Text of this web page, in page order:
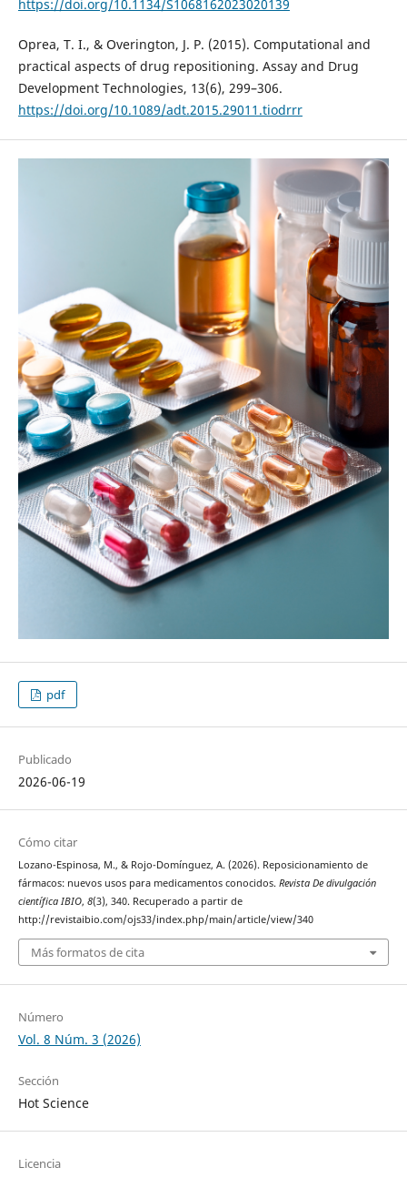
https://doi.org/10.1134/S1068162023020139
Oprea, T. I., & Overington, J. P. (2015). Computational and
practical aspects of drug repositioning. Assay and Drug
Development Technologies, 13(6), 299–306.
https://doi.org/10.1089/adt.2015.29011.tiodrrr
pdf
Publicado
2026-06-19
Cómo citar
Lozano-Espinosa, M., & Rojo-Domínguez, A. (2026). Reposicionamiento de
fármacos: nuevos usos para medicamentos conocidos. Revista De divulgación
científica IBIO, 8(3), 340. Recuperado a partir de
http://revistaibio.com/ojs33/index.php/main/article/view/340
Más formatos de cita
Número
Vol. 8 Núm. 3 (2026)
Sección
Hot Science
Licencia